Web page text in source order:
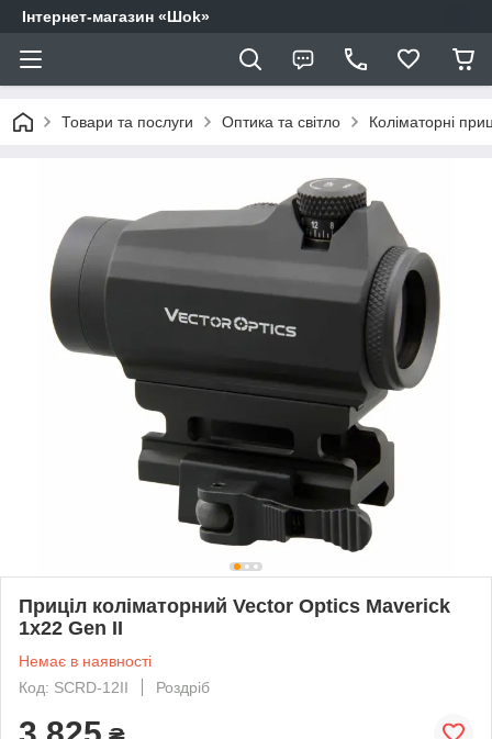
Інтернет-магазин «Шоk»
Товари та послуги Оптика та світло Коліматорні
Приціл коліматорний Vector Optics Maverick
1x22 Gen II
Немає в наявності
Код: SCRD-12II
Роздріб